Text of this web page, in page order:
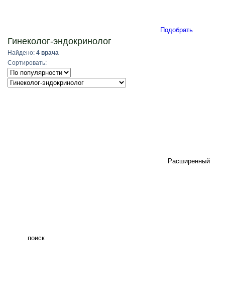
Подобрать
Гинеколог-эндокринолог
Найдено: 4 врача
Сортировать:
Расширенный
поиск